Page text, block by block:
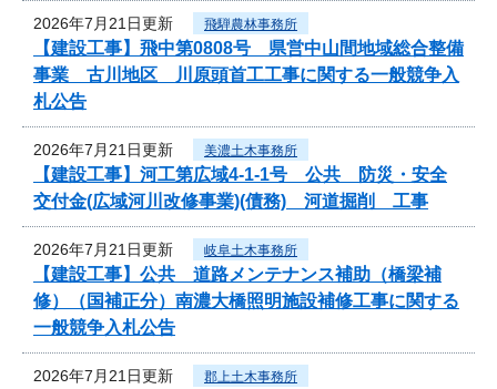
2026年7月21日更新 飛騨農林事務所
【建設工事】飛中第0808号 県営中山間地域総合整備
事業 古川地区 川原頭首工工事に関する一般競争入
札公告
2026年7月21日更新 美濃土木事務所
【建設工事】河工第広域4-1-1号 公共 防災・安全
交付金(広域河川改修事業)(債務) 河道掘削 工事
2026年7月21日更新 岐阜土木事務所
【建設工事】公共 道路メンテナンス補助（橋梁補
修）（国補正分）南濃大橋照明施設補修工事に関する
一般競争入札公告
2026年7月21日更新 郡上土木事務所